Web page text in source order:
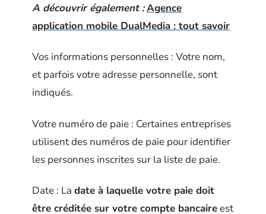
A découvrir également :Agence
application mobile DualMedia : tout savoir
Vos informations personnelles : Votre nom,
et parfois votre adresse personnelle, sont
indiqués.
Votre numéro de paie : Certaines entreprises
utilisent des numéros de paie pour identifier
les personnes inscrites sur la liste de paie.
Date : La date à laquelle votre paie doit
être créditée sur votre compte bancaireest